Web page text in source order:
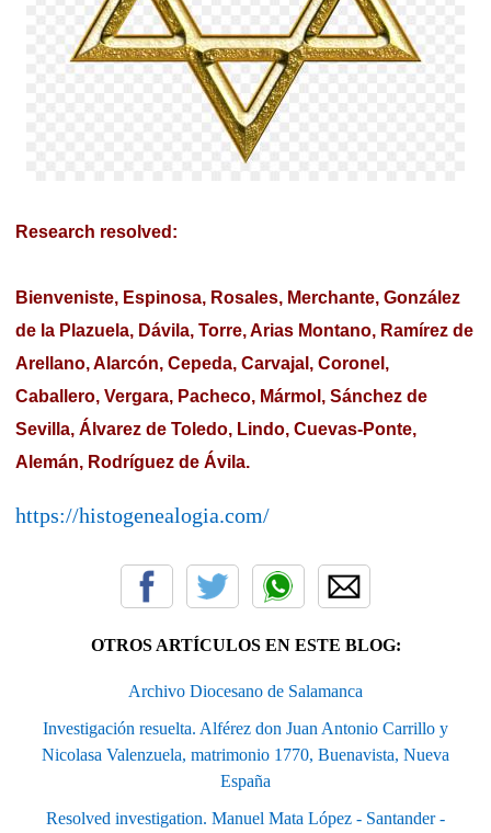
Research resolved:
Bienveniste, Espinosa, Rosales, Merchante, González
de la Plazuela, Dávila, Torre, Arias Montano, Ramírez de
Arellano, Alarcón, Cepeda, Carvajal, Coronel,
Caballero, Vergara, Pacheco, Mármol, Sánchez de
Sevilla, Álvarez de Toledo, Lindo, Cuevas-Ponte,
Alemán, Rodríguez de Ávila.
https://histogenealogia.com/
OTROS ARTÍCULOS EN ESTE BLOG:
Archivo Diocesano de Salamanca
Investigación resuelta. Alférez don Juan Antonio Carrillo y
Nicolasa Valenzuela, matrimonio 1770, Buenavista, Nueva
España
Resolved investigation. Manuel Mata López - Santander -